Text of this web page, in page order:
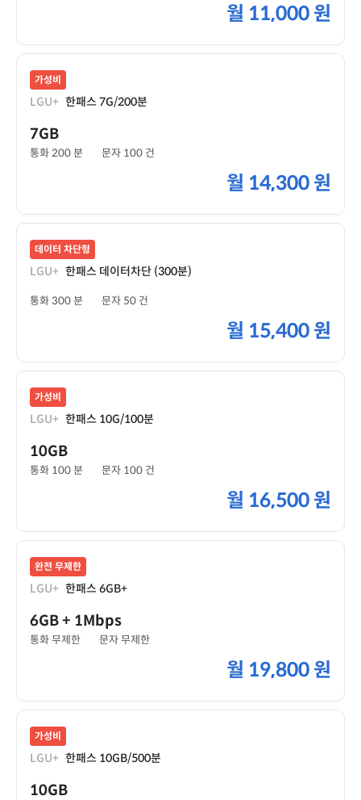
월 11,000 원
가성비
LGU+ 한패스 7G/200분
7GB
통화 200 분 문자 100 건
월 14,300 원
데이터 차단형
LGU+ 한패스 데이터차단 (300분)
통화 300 분 문자 50 건
월 15,400 원
가성비
LGU+ 한패스 10G/100분
10GB
통화 100 분 문자 100 건
월 16,500 원
완전 무제한
LGU+ 한패스 6GB+
6GB+ 1Mbps
통화 무제한 문자 무제한
월 19,800 원
가성비
LGU+ 한패스 10GB/500분
10GB